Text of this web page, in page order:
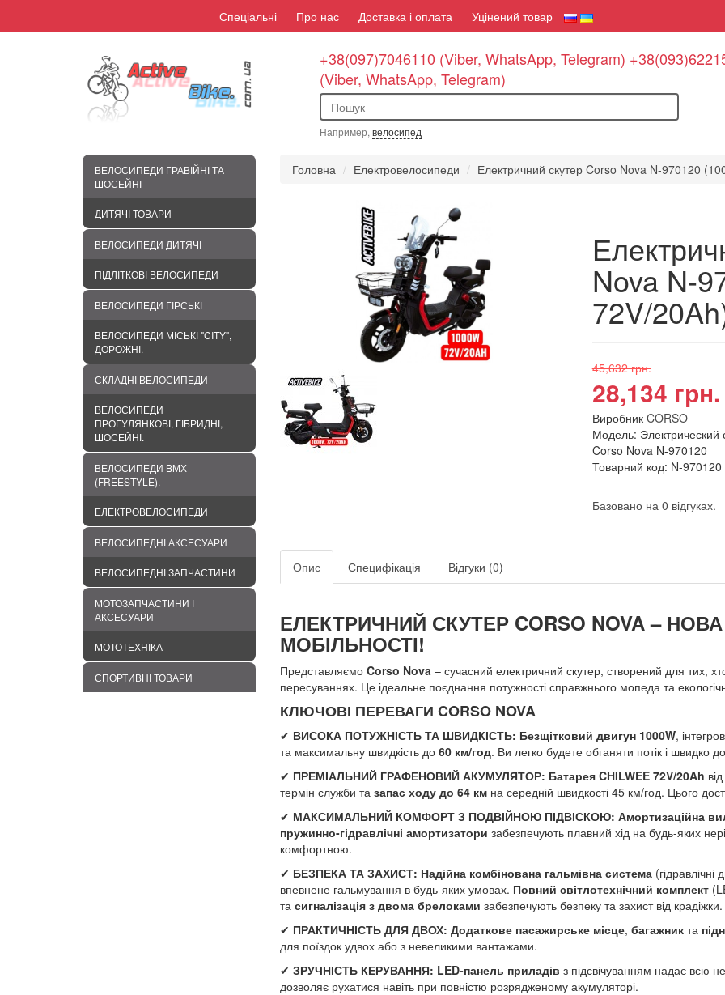
Спеціальні Про нас Доставка і оплата Уцінений товар
+38(097)7046110 (Viber, WhatsApp, Telegram)
(Viber, WhatsApp, Telegram)
Например, велосипед
ВЕЛОСИПЕДИ ГРАВІЙНІ ТА
ШОСЕЙНІ
ДИТЯЧІ ТОВАРИ
ВЕЛОСИПЕДИ ДИТЯЧІ
ПІДЛІТКОВІ ВЕЛОСИПЕДИ
ВЕЛОСИПЕДИ ГІРСЬКІ
ВЕЛОСИПЕДИ МІСЬКІ "CITY",
ДОРОЖНІ.
СКЛАДНІ ВЕЛОСИПЕДИ
ВЕЛОСИПЕДИ
ПРОГУЛЯНКОВІ, ГІБРИДНІ,
ШОСЕЙНІ.
ВЕЛОСИПЕДИ BMХ
(FREESTYLE).
ЕЛЕКТРОВЕЛОСИПЕДИ
ВЕЛОСИПЕДНІ АКСЕСУАРИ
ВЕЛОСИПЕДНІ ЗАПЧАСТИНИ
МОТОЗАПЧАСТИНИ І
АКСЕСУАРИ
МОТОТЕХНІКА
СПОРТИВНІ ТОВАРИ
Головна Електровелосипеди Електричний скутер Corso Nova N-970120
Nova N-
72V/
45,632 грн.
28,134 грн.
Виробник CORSO
Модель: Электрический
Corso Nova N-970120
Товарний код: N-970120
Базовано на 0 відгуках.
Опис Специфікація Відгуки (0)
ЕЛЕКТРИЧНИЙ СКУТЕР CORSO NOVA –
МОБІЛЬНОСТІ!
Представляємо Corso Nova– сучасний електричний скутер, створений для тих,
пересуваннях. Це ідеальне поєднання потужності справжнього мопеда та
КЛЮЧОВІ ПЕРЕВАГИ CORSO NOVA
✔ ВИСОКА ПОТУЖНІСТЬ ТА ШВИДКІСТЬ: Безщітковий двигун 1000W,
та максимальну швидкість до 60 км/год. Ви легко будете обганяти потік і швидко
✔ ПРЕМІАЛЬНИЙ ГРАФЕНОВИЙ АКУМУЛЯТОР: Батарея CHILWEE 72V/20Ah
термін служби та запас ходу до 64 кмна середній швидкості 45 км/год. Цього
✔ МАКСИМАЛЬНИЙ КОМФОРТ З ПОДВІЙНОЮ ПІДВІСКОЮ: Амортизаційна
пружинно-гідравлічні амортизатори забезпечують плавний хід на будь-яких
комфортною.
✔ БЕЗПЕКА ТА ЗАХИСТ: Надійна комбінована гальмівна система(гідравлічні
впевнене гальмування в будь-яких умовах. Повний світлотехнічний комплект
та сигналізація з двома брелоками забезпечують безпеку та захист від крадіжки.
✔ ПРАКТИЧНІСТЬ ДЛЯ ДВОХ: Додаткове пасажирське місце, багажникта
для поїздок удвох або з невеликими вантажами.
✔ ЗРУЧНІСТЬ КЕРУВАННЯ: LED-панель приладів з підсвічуванням надає всю
дозволяє рухатися навіть при повністю розрядженому акумуляторі.